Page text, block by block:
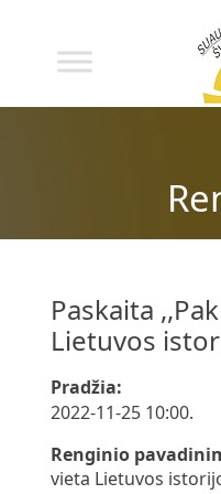
Paskaita
Lietuvos
Pradžia:
2022-11-25 10:00.
Renginio
vieta Lietuvos